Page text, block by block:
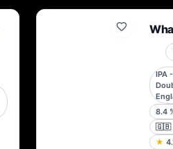
IPA
8.4
🇬🇧
★